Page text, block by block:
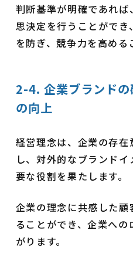
判断基準が明確であれ
思決定を行うことがで
を防ぎ、競争力を高める
2-4. 企業ブランド
の向上
経営理念は、企業の存
し、対外的なブランド
要な役割を果たします。
企業の理念に共感した
ることができ、企業へ
がります。